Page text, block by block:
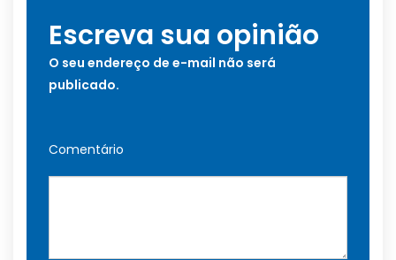
Escreva sua opinião
O seu endereço de e-mail não será
publicado.
Comentário